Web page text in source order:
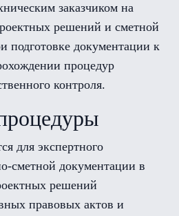
заказчиком на
решений и сметной
подготовке документации к
процедур
контроля.
для экспертного
сметной документации в
решений
правовых актов и